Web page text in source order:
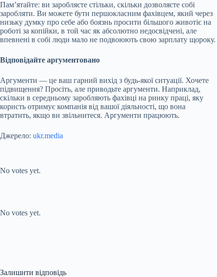
Пам’ятайте: ви заробляєте стільки, скільки дозволяєте собі
заробляти. Ви можете бути першокласним фахівцем, який через
низьку думку про себе або боязнь просити більшого животіє на
роботі за копійки, в той час як абсолютно недосвідчені, але
впевнені в собі люди мало не подвоюють свою зарплату щороку.
Відповідайте аргументовано
Аргументи — це ваш гарний вихід з будь-якої ситуації. Хочете
підвищення? Просіть, але приводьте аргументи. Наприклад,
скільки в середньому заробляють фахівці на ринку праці, яку
користь отримує компанія від вашої діяльності, що вона
втратить, якщо ви звільнитеся. Аргументи працюють.
Джерело: ukr.media
No votes yet.
No votes yet.
Залишити відповідь